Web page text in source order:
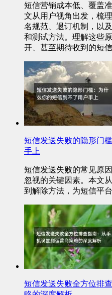
短信营销成本低、覆盖
文从用户视角出发，梳
名规范、退订机制，以
和测试方法。理解这些
开、甚至期待收到的短信
短信发送失败的隐形门
手上
短信发送失败的常见原
忽视的关键因素。本文
到解除方法，为短信平
短信发送失败全方位排